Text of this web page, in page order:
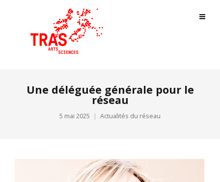
Une déléguée générale pour le
réseau
5 mai 2025 Actualités du réseau